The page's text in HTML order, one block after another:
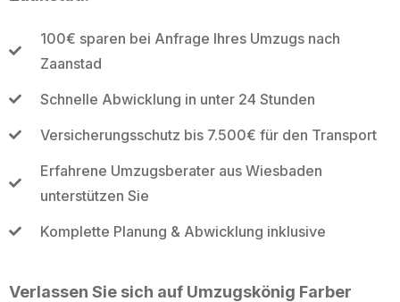
100€ sparen bei Anfrage Ihres Umzugs nach
Zaanstad
Schnelle Abwicklung in unter 24 Stunden
Versicherungsschutz bis 7.500€ für den Transport
Erfahrene Umzugsberater aus Wiesbaden
unterstützen Sie
Komplette Planung & Abwicklung inklusive
Verlassen Sie sich auf Umzugskönig Farber